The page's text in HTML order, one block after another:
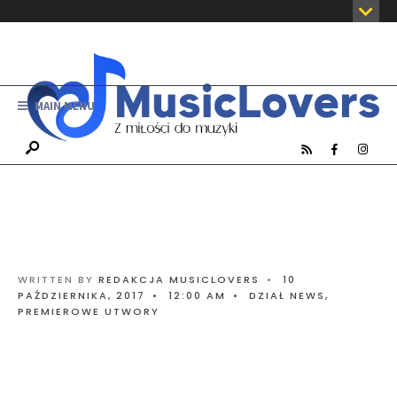
MAIN MENU
WRITTEN BY REDAKCJA MUSICLOVERS •
10
PAŹDZIERNIKA, 2017
• 12:00 AM • DZIAŁ NEWS,
PREMIEROWE UTWORY